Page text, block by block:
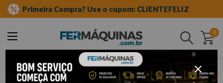
Primeira Compra? Use o cupom: CLIENTEFELIZ
0
Buscar
injeção eletrônica e motor